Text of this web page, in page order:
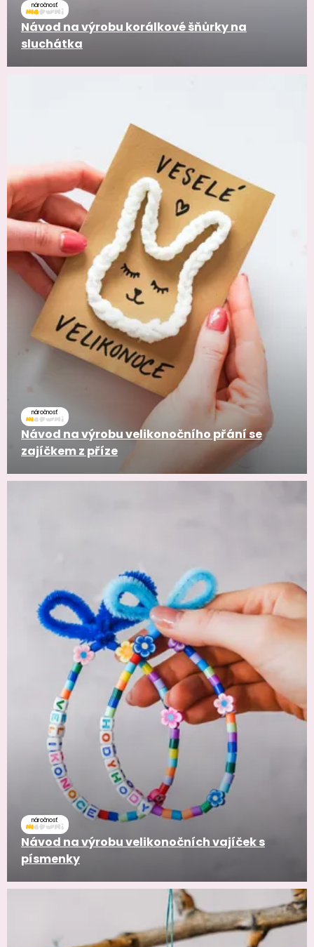
náročnosť
Návod na výrobu korálkové šňůrky na
sluchátka
náročnosť
Návod na výrobu velikonočního přání se
zajíčkem z příze
náročnosť
Návod na výrobu velikonočních vajíček s
písmenky